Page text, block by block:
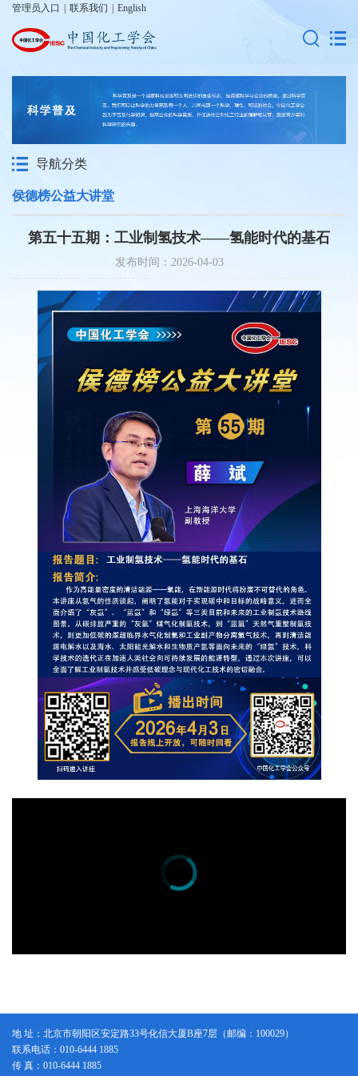
管理员入口 联系我们 English
导航分类
侯德榜公益大讲堂
第五十五期：工业制氢技术——氢能时代的基石
发布时间：2026-04-03
地 址：北京市朝阳区安定路33号化信大厦B座7层（邮编：100029）
联系电话：010-6444 1885
传 真：010-6444 1885